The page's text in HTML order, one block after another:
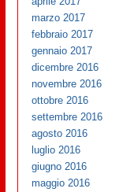
marzo 2017
febbraio 2017
gennaio 2017
dicembre 2016
novembre 2016
ottobre 2016
settembre 2016
agosto 2016
luglio 2016
giugno 2016
maggio 2016